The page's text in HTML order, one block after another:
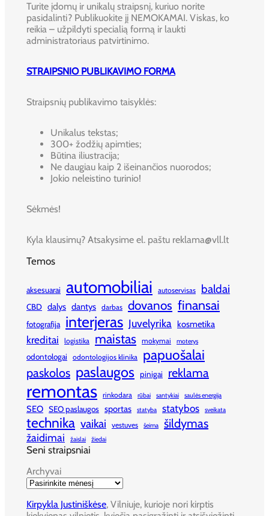
Turite įdomų ir unikalų straipsnį, kuriuo norite
pasidalinti? Publikuokite jį NEMOKAMAI. Viskas, ko
reikia – užpildyti specialią formą ir laukti
administratoriaus patvirtinimo.
STRAIPSNIO PUBLIKAVIMO FORMA
Straipsnių publikavimo taisyklės:
Unikalus tekstas;
300+ žodžių apimties;
Būtina iliustracija;
Ne daugiau kaip 2 išeinančios nuorodos;
Jokio neleistino turinio!
Sėkmės!
Kyla klausimų? Atsakysime el. paštu reklama@vll.lt
Temos
aksesuarai automobiliai autoservisas baldai
CBD dalys dantys darbas dovanos finansai
fotografija interjeras Juvelyrika kosmetika
kreditai logistika maistas mokymai moterys
odontologai odontologijos klinika papuošalai
paskolos paslaugos pinigai reklama
remontas rinkodara rūbai santykiai saulės energija
SEO SEO paslaugos sportas statyba statybos sveikata
technika vaikai vestuves šeima šildymas
žaidimai žaislai žiedai
Seni straipsniai
Archyvai
Kirpykla Justiniškėse, Vilniuje, kurioje nori kirptis